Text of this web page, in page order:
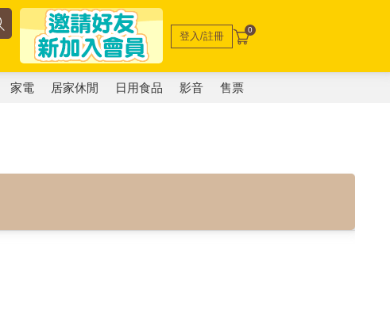
登入/註冊 0
家電 居家休閒 日用食品 影音 售票